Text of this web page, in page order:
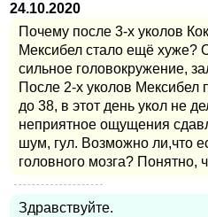
24.10.2020
Почему после 3-х уколов
Мексибел стало ещё хуже?
сильное головокружение,
После 2-х уколов Мексибел
до 38, в этот день укол не
неприятное ощущения
шум, гул. Возможно ли,что
головного мозга? Понятно,
Здравствуйте.